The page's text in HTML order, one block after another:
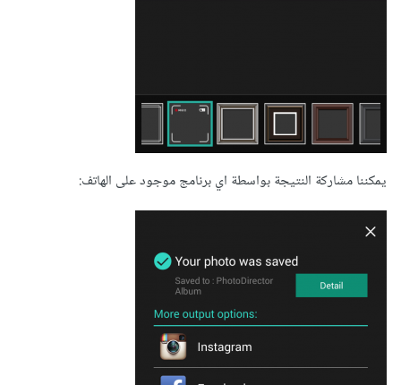
يمكننا مشاركة النتيجة بواسطة اي برنامج موجود على الهاتف: